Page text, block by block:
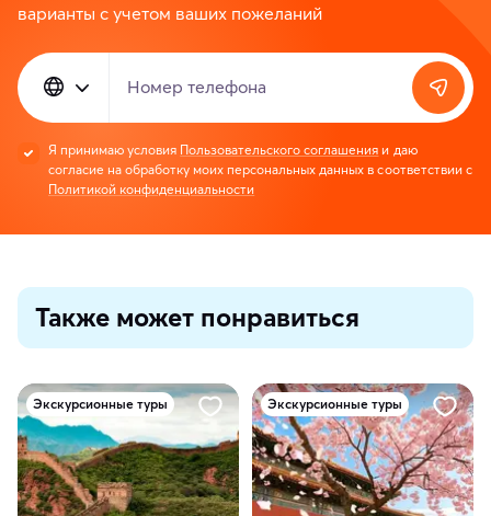
варианты с учетом ваших пожеланий
Номер телефона
Я принимаю условия Пользовательского соглашения и даю
согласие на обработку моих персональных данных в соответствии с
Политикой конфиденциальности
Также может понравиться
Экскурсионные туры Экскурсионные туры